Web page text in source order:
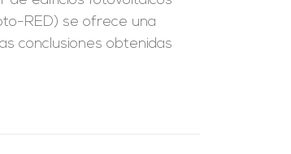
RED) se ofrece una
conclusiones obtenidas